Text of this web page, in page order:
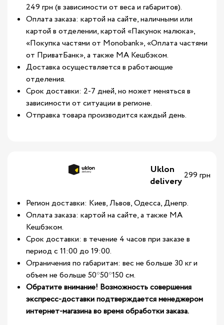
249 грн (в зависимости от веса и габаритов).
Оплата заказа: картой на сайте, наличными или
картой в отделении, картой «Пакунок малюка»,
«Покупка частями от Monobank», «Оплата частями
от ПриватБанк», а также МА Кешбэком.
Доставка осуществляется в работающие
отделения.
Срок доставки: 2-7 дней, но может меняться в
зависимости от ситуации в регионе.
Отправка товара производится каждый день.
Uklon
delivery 299 грн
Регион доставки: Киев, Львов, Одесса, Днепр.
Оплата заказа: картой на сайте, а также МА
Кешбэком.
Срок доставки: в течение 4 часов при заказе в
период с 11:00 до 19:00.
Ограничения по габаритам: вес не больше 30 кг и
объем не больше 50*50*150 см.
Обратите внимание! Возможность совершения
экспресс-доставки подтверждается менеджером
интернет-магазина во время обработки заказа.